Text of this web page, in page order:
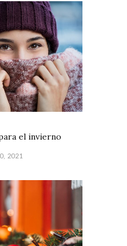
el invierno
2021